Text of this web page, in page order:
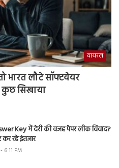
वायरल
भारत लौटे सॉफ्टवेयर
कुछ सिखाया
Key में देरी की वजह पेपर लीक विवाद?
कर रहे इंतजार
6:11 PM